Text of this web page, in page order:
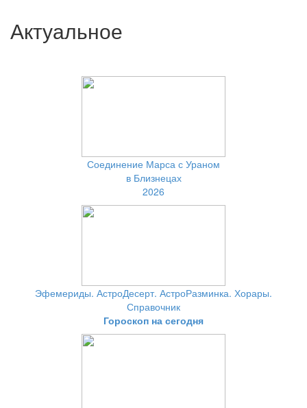
Актуальное
Соединение Марса с Ураном
в Близнецах
2026
Эфемериды. АстроДесерт. АстроРазминка. Хорары.
Справочник
Гороскоп на сегодня